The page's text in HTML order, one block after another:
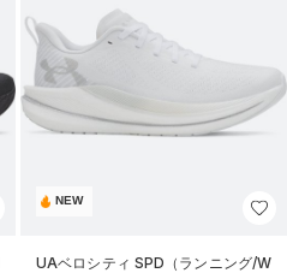
NEW
UAベロシティ SPD（ランニング/W